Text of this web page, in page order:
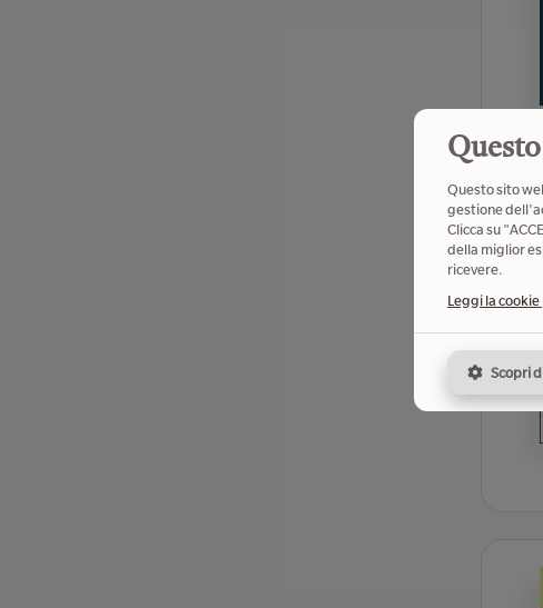
Questo sito
gestione
Clicca su
della miglior
ricevere.
Leggi la
Scopri